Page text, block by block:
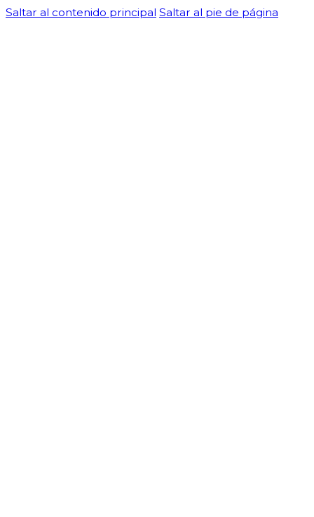
Saltar al contenido principal Saltar al pie de página